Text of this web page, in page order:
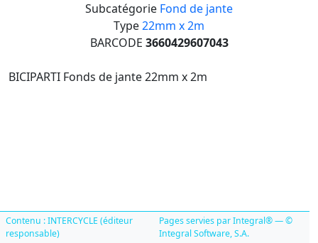
Subcatégorie Fond de jante
Type22mm x 2m
BARCODE 3660429607043
BICIPARTI Fonds de jante 22mm x 2m
Contenu : INTERCYCLE (éditeur
responsable)
Pages servies par Integral® — ©
Integral Software, S.A.